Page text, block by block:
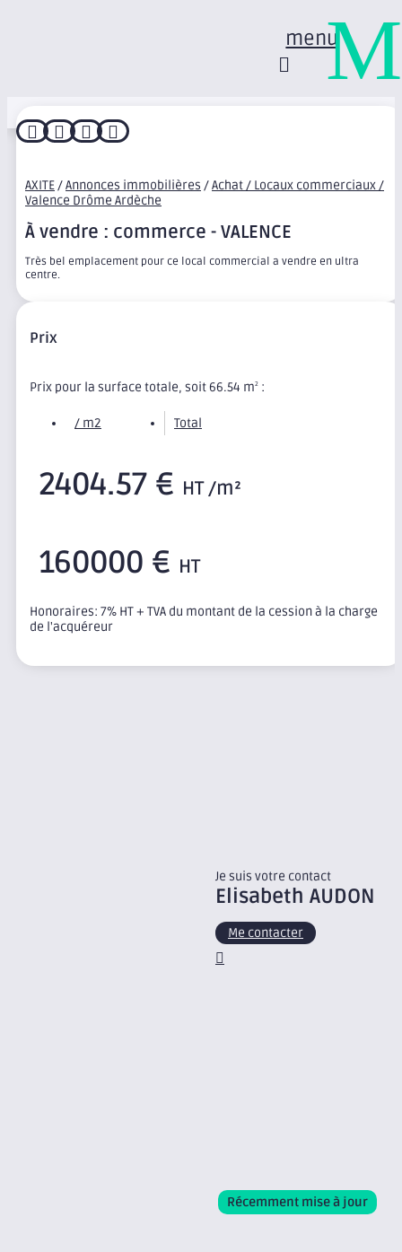
menu
   
AXITE/Annonces immobilières /Achat / Locaux commerciaux /
Valence Drôme Ardèche
À vendre : commerce - VALENCE
Très bel emplacement pour ce local commercial a vendre en ultra
centre.
Prix
Prix pour la surface totale, soit 66.54 m2 :
/ m2 Total
2404.57 € HT /m²
160000 € HT
Honoraires: 7% HT + TVA du montant de la cession à la charge
de l'acquéreur
Je suis votre contact
Elisabeth AUDON
Me contacter
Récemment mise à jour
M